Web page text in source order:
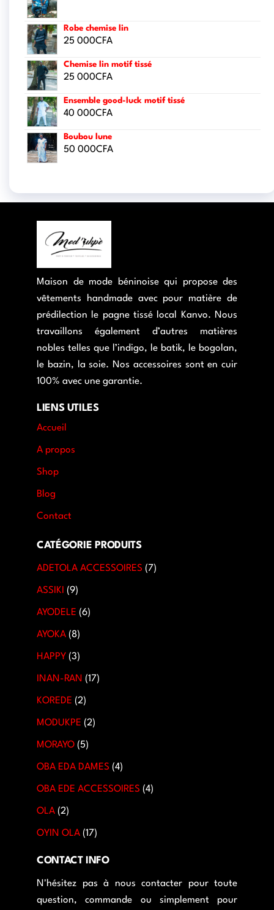
Robe chemise lin
25 000CFA
Chemise lin motif tissé
25 000CFA
Ensemble good-luck motif tissé
40 000CFA
Boubou lune
50 000CFA
Maison de mode béninoise qui propose des
vêtements handmade avec pour matière de
prédilection le pagne tissé local Kanvo. Nous
travaillons également d’autres matières
nobles telles que l’indigo, le batik, le bogolan,
le bazin, la soie. Nos accessoires sont en cuir
100% avec une garantie.
LIENS UTILES
Accueil
A propos
Shop
Blog
Contact
CATÉGORIE PRODUITS
ADETOLA ACCESSOIRES 7
ASSIKI 9
AYODELE 6
AYOKA 8
HAPPY 3
INAN-RAN 17
KOREDE 2
MODUKPE 2
MORAYO 5
OBA EDA DAMES 4
OBA EDE ACCESSOIRES 4
OLA 2
OYIN OLA 17
CONTACT INFO
N'hésitez pas à nous contacter pour toute
question, commande ou simplement pour